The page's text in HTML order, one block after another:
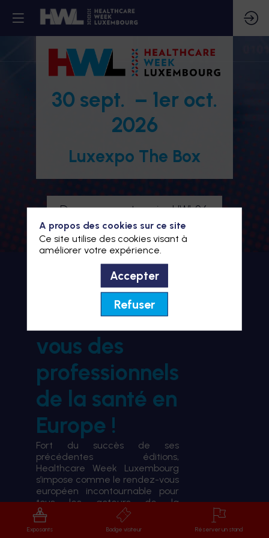
30 sept. – 1er oct.
2026
Luxexpo The Box
Devenez partenaire HWL26
Je m'inscris à HWL26
BIENVENUE À HWL26
le rendez-
vous des
professionnels
de la santé en
Europe !
Fort du succès de ses
précédentes éditions,
Healthcare Week Luxembourg
s’impose comme le rendez-vous
européen incontournable pour
tous les acteurs de la
transformation du système de
santé.
Exposants Badge visiteur Réserver un stand
A propos des cookies sur ce site
Ce site utilise des cookies visant à
améliorer votre expérience.
Accepter
Refuser